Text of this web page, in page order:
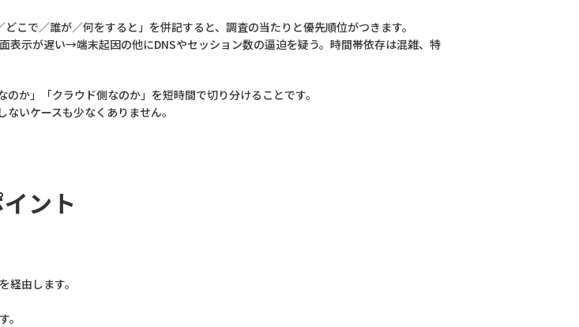
こで／誰が／何をすると」を併記すると、調査の当たりと優先順位がつきます。
示が遅い→端末起因の他にDNSやセッション数の逼迫を疑う。時間帯依存は混雑、特
か」「クラウド側なのか」を短時間で切り分けることです。
いケースも少なくありません。
ント
由します。